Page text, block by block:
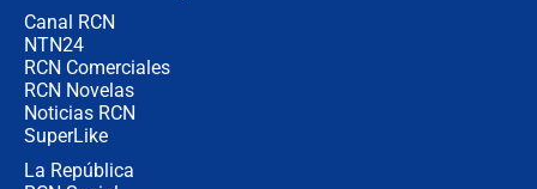
Canal RCN
NTN24
RCN Comerciales
RCN Novelas
Noticias RCN
SuperLike
La República